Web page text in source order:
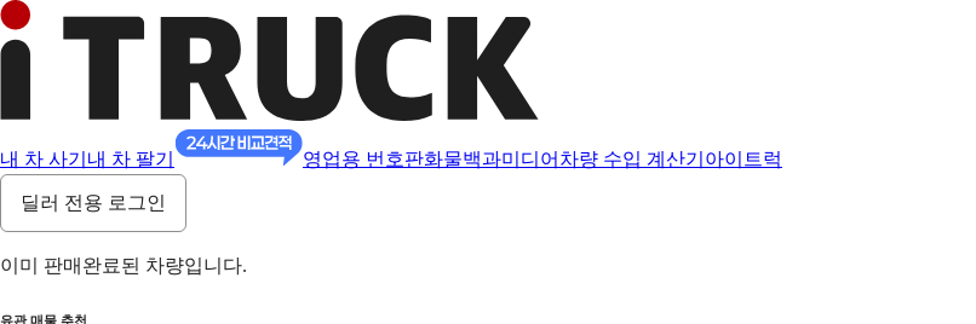
내 차 사기 내 차 팔기 영업용 번호판화물백과미디어 차량 수입 계산기 아이트럭
딜러 전용 로그인
이미 판매완료된 차량입니다.
유관 매물 추천